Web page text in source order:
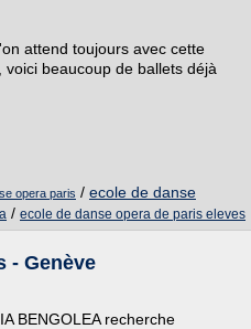
attend toujours avec cette
beaucoup de ballets déjà
opera paris / ecole de danse
/ ecole de danse opera de paris eleves
- Genève
BENGOLEA recherche